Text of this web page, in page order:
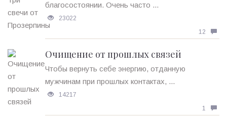
благосостоянии. Очень часто ...
23022
12
Очищение от прошлых связей
Чтобы вернуть себе энергию, отданную
мужчинам при прошлых контактах, ...
14217
1